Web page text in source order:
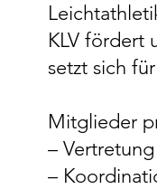
KLV fördert
setzt sich
Mitglieder
–
–